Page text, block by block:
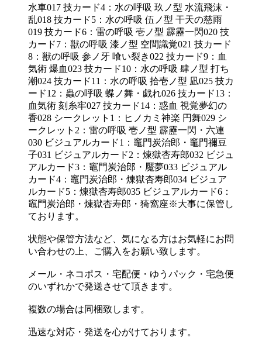
水車017 技カード4：水の呼吸 玖ノ型 水流飛沫・
乱018 技カード5：水の呼吸 伍ノ型 干天の慈雨
019 技カード6：雷の呼吸 壱ノ型 霹靂一閃020 技
カード7：獣の呼吸 漆ノ型 空間識覚021 技カード
8：獣の呼吸 参ノ牙 喰い裂き022 技カード9：血
気術 爆血023 技カード10：水の呼吸 肆ノ型 打ち
潮024 技カード11：水の呼吸 拾壱ノ型 凪025 技カ
ード12：蟲の呼吸 蝶ノ舞・戯れ026 技カード13：
血気術 刻糸牢027 技カード14：惑血 視覚夢幻の
香028 シークレット1：ヒノカミ神楽 円舞029 シ
ークレット2：雷の呼吸 壱ノ型 霹靂一閃・六連
030 ビジュアルカード1：竈門炭治郎・竈門禰豆
子031 ビジュアルカード2：煉獄杏寿郎032 ビジュ
アルカード3：竈門炭治郎・魘夢033 ビジュアル
カード4：竈門炭治郎・煉獄杏寿郎034 ビジュア
ルカード5：煉獄杏寿郎035 ビジュアルカード6：
竈門炭治郎・煉獄杏寿郎・猗窩座※大事に保管し
ております。
状態や保管方法など、気になる方はお気軽にお問
い合わせの上、ご購入をお願い致します。
メール・ネコポス・宅配便・ゆうパック・宅急便
のいずれかで発送させて頂きます。
複数の場合は同梱致します。
迅速な対応・発送を心がけております。